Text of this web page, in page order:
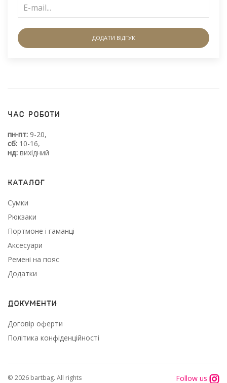
ДОДАТИ ВІДГУК
Час роботи
пн-пт: 9-20,
сб: 10-16,
нд: вихідний
Каталог
Сумки
Рюкзаки
Портмоне і гаманці
Аксесуари
Ремені на пояс
Додатки
Документи
Договір оферти
Політика конфіденційності
© 2026 bartbag. All rights
Follow us